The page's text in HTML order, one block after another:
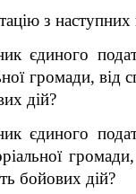
з наступних
єдиного
громади, від
дій?
єдиного
бойових дій?